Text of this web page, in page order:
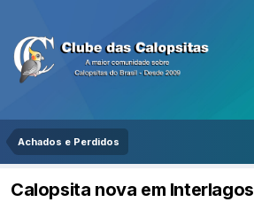
Achados e Perdidos
Calopsita nova em Interlagos